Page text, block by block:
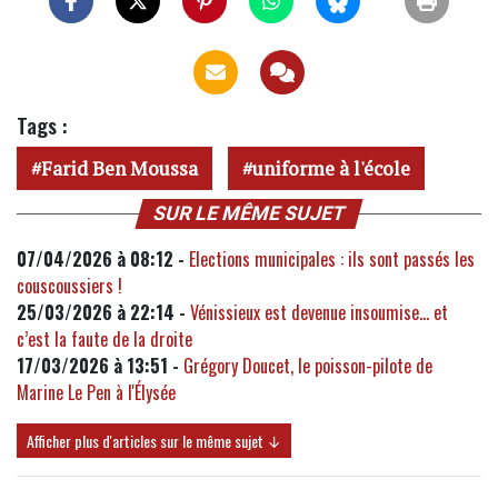
Tags :
Farid Ben Moussa uniforme à l'école
SUR LE MÊME SUJET
07/04/2026 à 08:12 - Elections municipales : ils sont passés les
couscoussiers !
25/03/2026 à 22:14 - Vénissieux est devenue insoumise… et
c’est la faute de la droite
17/03/2026 à 13:51 - Grégory Doucet, le poisson-pilote de
Marine Le Pen à l'Élysée
Afficher plus d'articles sur le même sujet ↓